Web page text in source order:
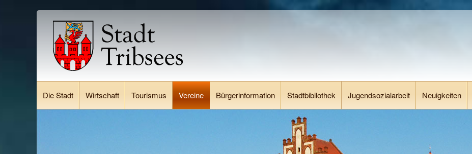
Die Stadt Wirtschaft Tourismus Vereine Bürgerinformation Stadtbibilothek Jugendsozialarbeit Neuigkeiten